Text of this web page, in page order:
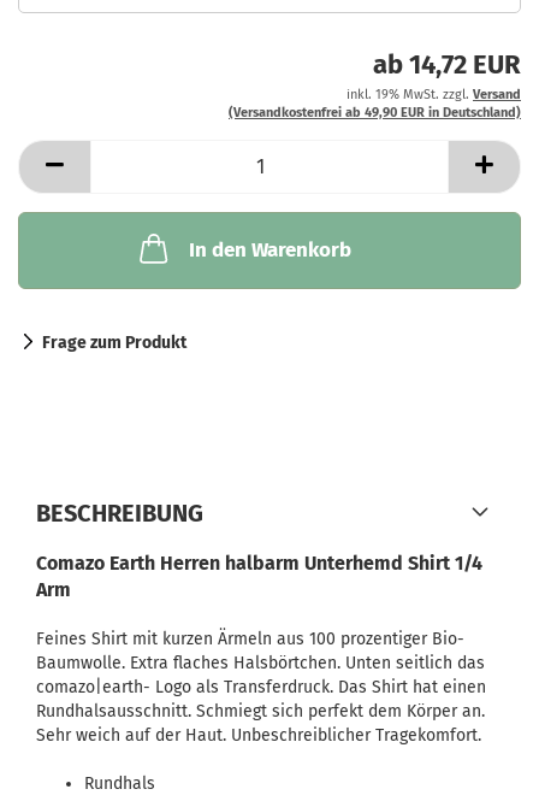
ab 14,72 EUR
inkl. 19% MwSt. zzgl. Versand
(Versandkostenfrei ab 49,90 EUR in Deutschland)
In den Warenkorb
Frage zum Produkt
BESCHREIBUNG
Comazo Earth Herren halbarm Unterhemd Shirt 1/4
Arm
Feines Shirt mit kurzen Ärmeln aus 100 prozentiger Bio-
Baumwolle. Extra flaches Halsbörtchen. Unten seitlich das
comazo|earth- Logo als Transferdruck. Das Shirt hat einen
Rundhalsausschnitt. Schmiegt sich perfekt dem Körper an.
Sehr weich auf der Haut. Unbeschreiblicher Tragekomfort.
Rundhals